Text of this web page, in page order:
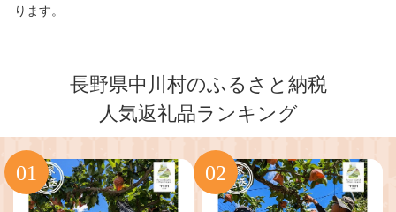
ります。
長野県中川村のふるさと納税
人気返礼品ランキング